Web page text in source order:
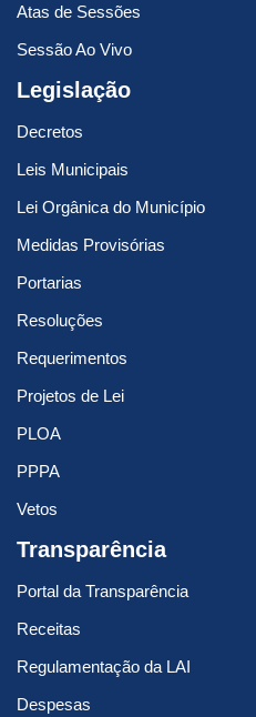
Atas de Sessões
Sessão Ao Vivo
Legislação
Decretos
Leis Municipais
Lei Orgânica do Município
Medidas Provisórias
Portarias
Resoluções
Requerimentos
Projetos de Lei
PLOA
PPPA
Vetos
Transparência
Portal da Transparência
Receitas
Regulamentação da LAI
Despesas